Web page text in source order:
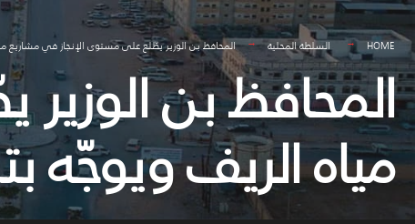
HOME السلطة المحلية المحافظ بن الوزير يطّلع على مستوى الإنجاز في مشاريع
المحافظ بن
مياه الريف ويوجّه